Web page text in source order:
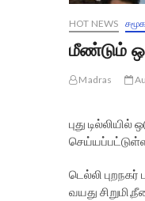
HOT NEWS
மீண்டும்
Madras
புது
டெல்லி
வயது